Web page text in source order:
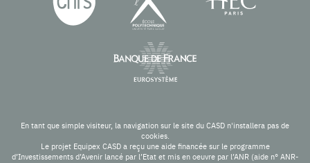
En tant que simple visiteur, la navigation sur le site du CASD n'installera pas de
cookies.
Le projet Equipex CASD a reçu une aide financée sur le programme
d’Investissements d’Avenir lancé par l’Etat et mis en oeuvre par l’ANR (aide n° ANR-